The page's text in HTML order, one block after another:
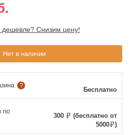
Снизим цену!
Нет в наличии
?
Бесплатно
по
300
(бесплатно от
5000
)